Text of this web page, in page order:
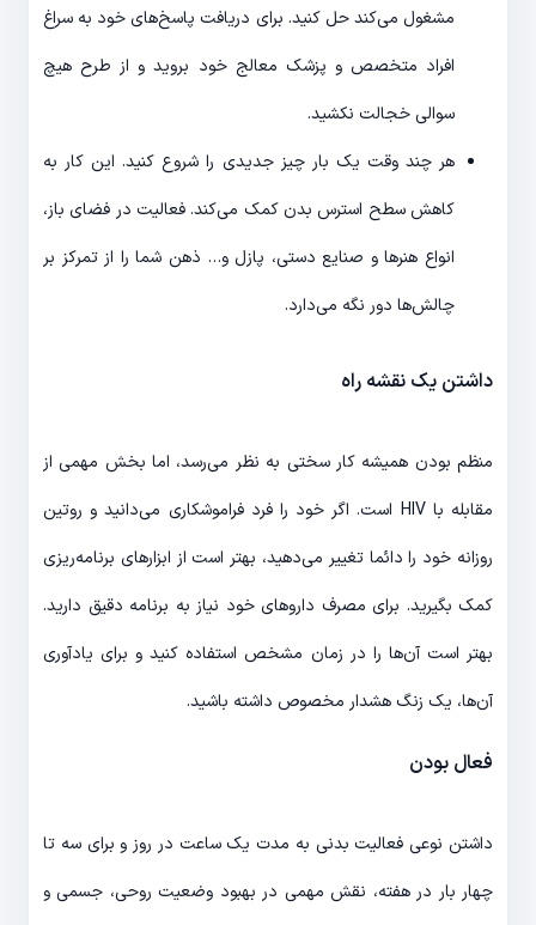
مشغول می‌کند حل کنید. برای دریافت پاسخ‌های خود به سراغ
افراد متخصص و پزشک معالج خود بروید و از طرح هیچ
سوالی خجالت نکشید.
هر چند وقت یک بار چیز جدیدی را شروع کنید. این کار به
کاهش سطح استرس بدن کمک می‌کند. فعالیت در فضای باز،
انواع هنرها و صنایع دستی، پازل و… ذهن شما را از تمرکز بر
چالش‌ها دور نگه می‌دارد.
داشتن یک نقشه راه
منظم بودن همیشه کار سختی به نظر می‌رسد، اما بخش مهمی از
مقابله با HIV است. اگر خود را فرد فراموشکاری می‌دانید و روتین
روزانه خود را دائما تغییر می‌دهید، بهتر است از ابزارهای برنامه‌ریزی
کمک بگیرید. برای مصرف داروهای خود نیاز به برنامه دقیق دارید.
بهتر است آن‌ها را در زمان مشخص استفاده کنید و برای یادآوری
آن‌ها، یک زنگ هشدار مخصوص داشته باشید.
فعال بودن
داشتن نوعی فعالیت بدنی به مدت یک ساعت در روز و برای سه تا
چهار بار در هفته، نقش مهمی در بهبود وضعیت روحی، جسمی و